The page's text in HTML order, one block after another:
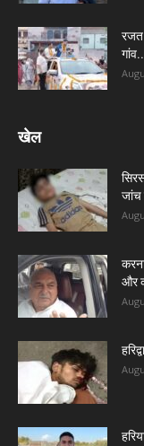
रजत
खेल
जांच
और